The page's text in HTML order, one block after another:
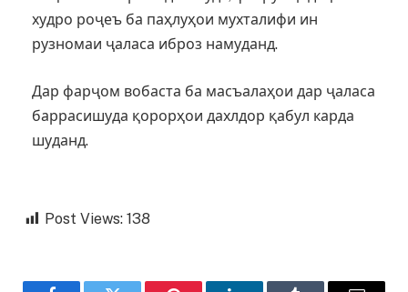
худро роҷеъ ба паҳлуҳои мухталифи ин
рузномаи ҷаласа иброз намуданд.
Дар фарҷом вобаста ба масъалаҳои дар ҷаласа
баррасишуда қорорҳои дахлдор қабул карда
шуданд.
Post Views: 138